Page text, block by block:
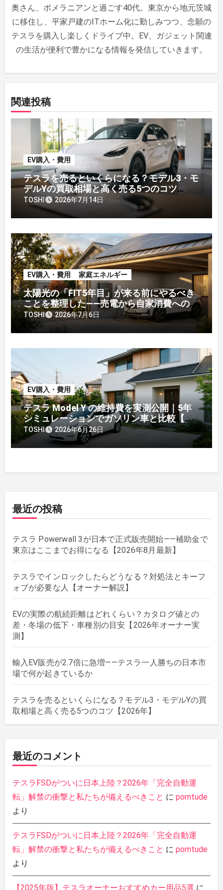
ン
奥さん、ポメラニアンと過ごす40代。東京から地元茨城
に移住し、平家戸建のITホーム化に勤しみつつ、念願の
テスラを購入し楽しくドライブ中。EV、ガジェット関連
の生活が便利で豊かになる情報を発信していきます。
関連投稿
EV購入・費用
テスラを売るといくらになる？モデル3・モ
デルYの買取相場と高く売る5つのコツ
【2026年】
TOSHI 2026年7月14日
EV購入・費用 家庭エネルギー
太陽光の「FIT5年目」が来る前にやるべき
ことを整理した——売電から自家消費への戦
略転換
TOSHI 2026年7月6日
EV購入・費用
テスラ Model Y の維持費を実測公開｜5年
シミュレーションでガソリン車と比較【オ
ーナー】
TOSHI 2026年6月26日
最近の投稿
テスラ Powerwall 3が日本で正式販売開始——補助金で
東京はここまでお得になる【2026年8月最新】
テスラでインロックしたらどうなる？対処法とキーフ
ォブが必要な人【オーナー解説】
EVの実際の航続距離はどれくらい？カタログ値との
差・冬場の低下・車種別の目安【2026年オーナー実
測】
輸入EV販売が2.7倍に急増——テスラ一人勝ちの日本市
場で何が起きているか
テスラを売るといくらになる？モデル3・モデルYの買
取相場と高く売る5つのコツ【2026年】
最近のコメント
テスラFSDがついに日本上陸？2026年「完全自動運
転」解禁の衝撃と私たちが備えるべきこと に porntude
より
テスラFSDがついに日本上陸？2026年「完全自動運
転」解禁の衝撃と私たちが備えるべきこと に porntude
より
【2025年版】テスラオーナーおすすめカー用品5選 に